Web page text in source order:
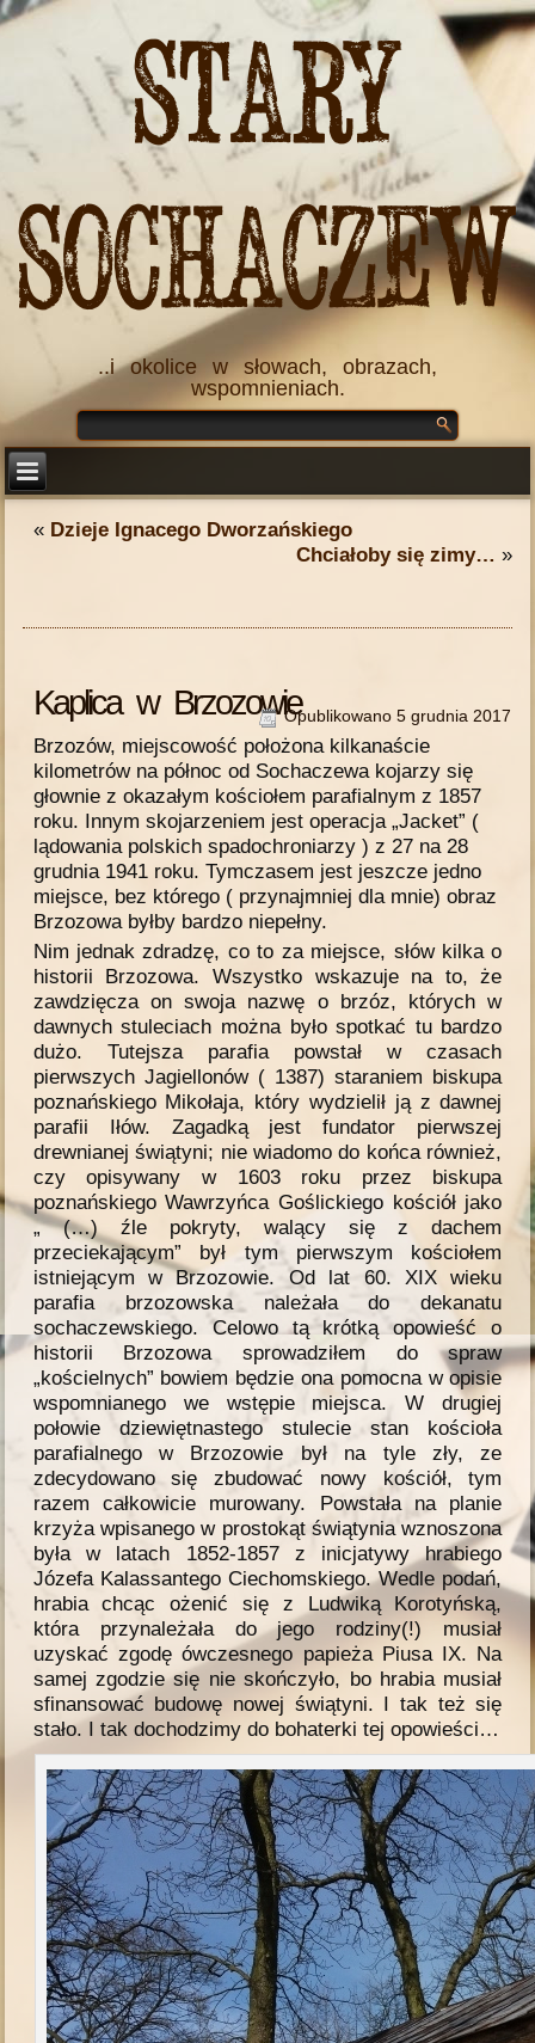
Stary
Sochaczew
..i okolice w słowach, obrazach,
wspomnieniach.
« Dzieje Ignacego Dworzańskiego
Chciałoby się zimy… »
Kaplica w BrzozowieOpublikowano 5 grudnia 2017
Brzozów, miejscowość położona kilkanaście
kilometrów na północ od Sochaczewa kojarzy się
głownie z okazałym kościołem parafialnym z 1857
roku. Innym skojarzeniem jest operacja „Jacket” (
lądowania polskich spadochroniarzy ) z 27 na 28
grudnia 1941 roku. Tymczasem jest jeszcze jedno
miejsce, bez którego ( przynajmniej dla mnie) obraz
Brzozowa byłby bardzo niepełny.
Nim jednak zdradzę, co to za miejsce, słów kilka o
historii Brzozowa. Wszystko wskazuje na to, że
zawdzięcza on swoja nazwę o brzóz, których w
dawnych stuleciach można było spotkać tu bardzo
dużo. Tutejsza parafia powstał w czasach
pierwszych Jagiellonów ( 1387) staraniem biskupa
poznańskiego Mikołaja, który wydzielił ją z dawnej
parafii Iłów. Zagadką jest fundator pierwszej
drewnianej świątyni; nie wiadomo do końca również,
czy opisywany w 1603 roku przez biskupa
poznańskiego Wawrzyńca Goślickiego kościół jako
„ (…) źle pokryty, walący się z dachem
przeciekającym” był tym pierwszym kościołem
istniejącym w Brzozowie. Od lat 60. XIX wieku
parafia brzozowska należała do dekanatu
sochaczewskiego. Celowo tą krótką opowieść o
historii Brzozowa sprowadziłem do spraw
„kościelnych” bowiem będzie ona pomocna w opisie
wspomnianego we wstępie miejsca. W drugiej
połowie dziewiętnastego stulecie stan kościoła
parafialnego w Brzozowie był na tyle zły, ze
zdecydowano się zbudować nowy kościół, tym
razem całkowicie murowany. Powstała na planie
krzyża wpisanego w prostokąt świątynia wznoszona
była w latach 1852-1857 z inicjatywy hrabiego
Józefa Kalassantego Ciechomskiego. Wedle podań,
hrabia chcąc ożenić się z Ludwiką Korotyńską,
która przynależała do jego rodziny(!) musiał
uzyskać zgodę ówczesnego papieża Piusa IX. Na
samej zgodzie się nie skończyło, bo hrabia musiał
sfinansować budowę nowej świątyni. I tak też się
stało. I tak dochodzimy do bohaterki tej opowieści…